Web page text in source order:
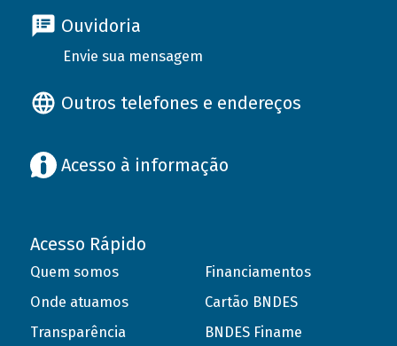
Ouvidoria
Envie sua mensagem
Outros telefones e endereços
Acesso à informação
Acesso Rápido
Quem somos
Onde atuamos
Transparência
Financiamentos
Cartão BNDES
BNDES Finame